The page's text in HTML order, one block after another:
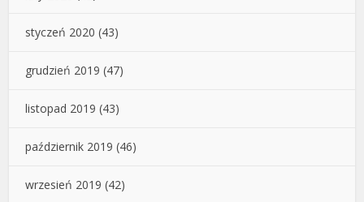
styczeń 2020 (43)
grudzień 2019 (47)
listopad 2019 (43)
październik 2019 (46)
wrzesień 2019 (42)